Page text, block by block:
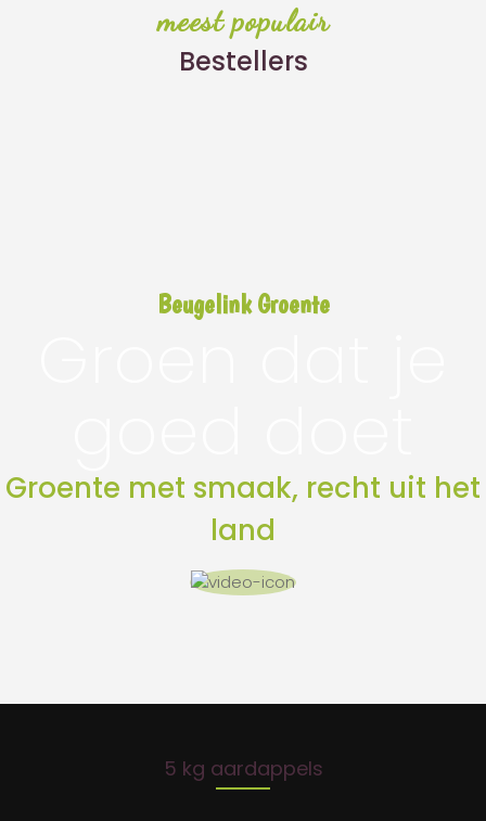
meest populair
Bestellers
Beugelink Groente
Groente met smaak, recht uit het
land
5 kg aardappels